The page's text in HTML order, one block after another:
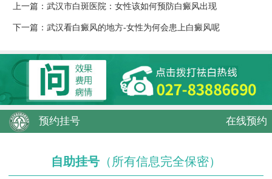
上一篇： 武汉市白斑医院：女性该如何预防白癜风出现
下一篇： 武汉看白癜风的地方-女性为何会患上白癜风呢
预约挂号 在线预约
自助挂号 （所有信息完全保密）